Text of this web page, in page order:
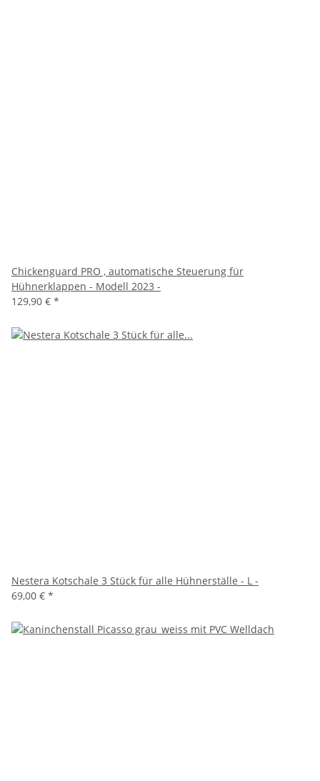
Chickenguard PRO , automatische Steuerung für
Hühnerklappen - Modell 2023 -
129,90 € *
Nestera Kotschale 3 Stück für alle Hühnerställe - L -
69,00 € *